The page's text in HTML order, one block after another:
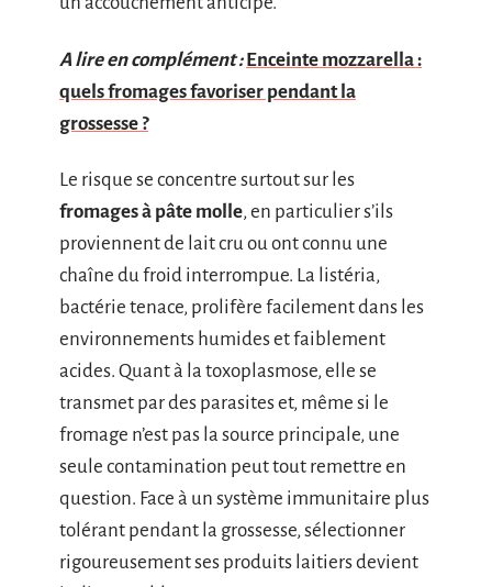
A lire en complément : Enceinte mozzarella :
quels fromages favoriser pendant la
grossesse ?
Le risque se concentre surtout sur les
fromages à pâte molle, en particulier s’ils
proviennent de lait cru ou ont connu une
chaîne du froid interrompue. La listéria,
bactérie tenace, prolifère facilement dans les
environnements humides et faiblement
acides. Quant à la toxoplasmose, elle se
transmet par des parasites et, même si le
fromage n’est pas la source principale, une
seule contamination peut tout remettre en
question. Face à un système immunitaire plus
tolérant pendant la grossesse, sélectionner
rigoureusement ses produits laitiers devient